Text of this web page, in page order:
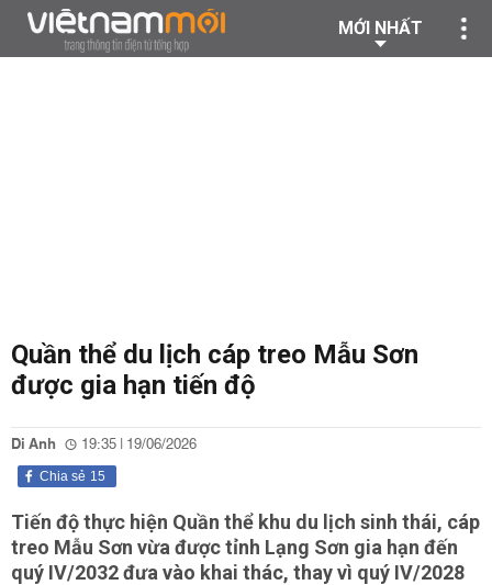
MỚI NHẤT
Quần thể du lịch cáp treo Mẫu Sơn
được gia hạn tiến độ
Di Anh 19:35 | 19/06/2026
15
Chia sẻ
Tiến độ thực hiện Quần thể khu du lịch sinh thái, cáp
treo Mẫu Sơn vừa được tỉnh Lạng Sơn gia hạn đến
quý IV/2032 đưa vào khai thác, thay vì quý IV/2028